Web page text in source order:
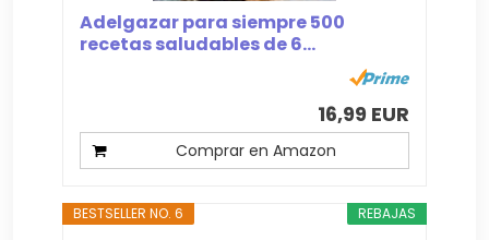
Adelgazar para siempre 500
recetas saludables de 6...
16,99 EUR
Comprar en Amazon
REBAJAS
BESTSELLER NO. 6